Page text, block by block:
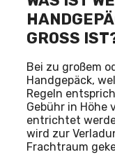
GROSS
Bei zu großem
Handgepäck,
Regeln
Gebühr in Höhe
entrichtet
wird zur
Frachtraum